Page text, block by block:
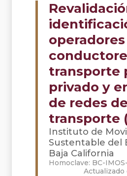
transporte
privado y
de redes de
transporte
Instituto de
Sustentable del
Baja California
Homoclave: BC-
Actualizado